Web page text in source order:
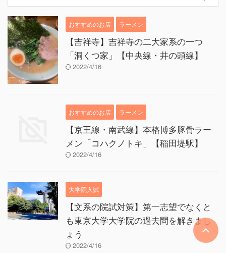
おすすめのお店 ラーメン
【吉祥寺】吉祥寺の二大家系の一つ
「洞くつ家」【中央線・井の頭線】
2022/4/16
おすすめのお店 ラーメン
【京王線・南武線】本格博多豚骨ラー
メン「コハクノトキ」【稲田堤駅】
2022/4/16
大学院入試
【文系の院試対策】第一志望でなくと
も東京大学大学院の過去問を解きまし
ょう
2022/4/16